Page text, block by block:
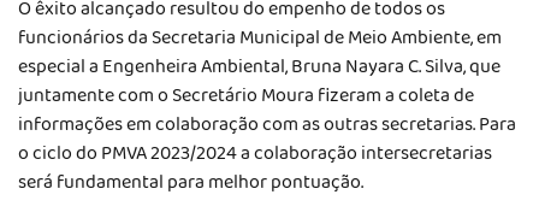
O êxito alcançado resultou do empenho de todos os
funcionários da Secretaria Municipal de Meio Ambiente, em
especial a Engenheira Ambiental, Bruna Nayara C. Silva, que
juntamente com o Secretário Moura fizeram a coleta de
informações em colaboração com as outras secretarias. Para
o ciclo do PMVA 2023/2024 a colaboração intersecretarias
será fundamental para melhor pontuação.